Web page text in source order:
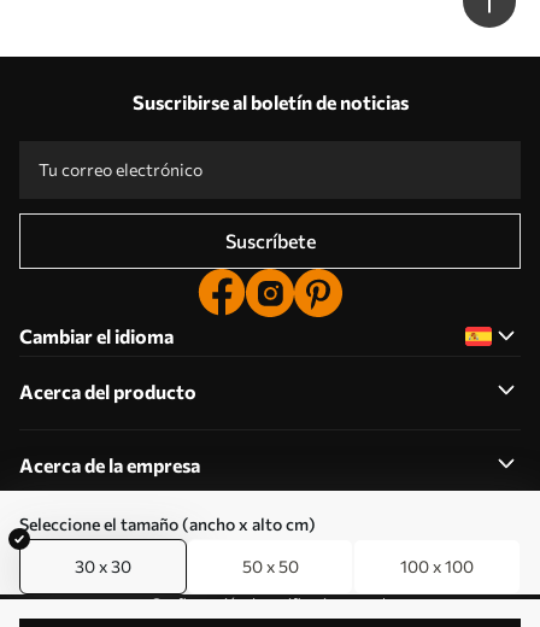
Seleccione el tamaño (ancho x alto cm)
30 x 30 50 x 50 100 x 100
Suscribirse al boletín de noticias
Suscríbete
Cambiar el idioma
Acerca del producto
Acerca de la empresa
Editar permisos de cookies
Configuración de notificaciones push